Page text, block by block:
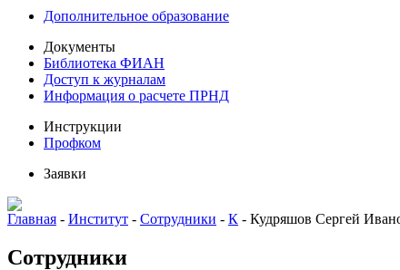
Дополнительное образование
Документы
Библиотека ФИАН
Доступ к журналам
Информация о расчете ПРНД
Инструкции
Профком
Заявки
Главная - Институт - Сотрудники - К - Кудряшов Сергей
Сотрудники